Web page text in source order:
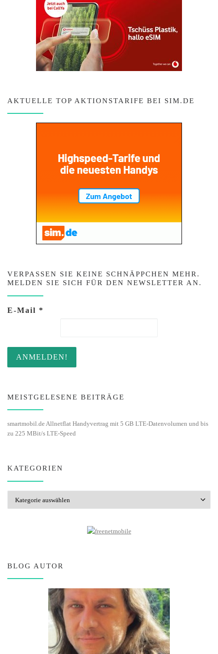
AKTUELLE TOP AKTIONSTARIFE BEI SIM.DE
VERPASSEN SIE KEINE SCHNÄPPCHEN MEHR.
MELDEN SIE SICH FÜR DEN NEWSLETTER AN.
E-Mail *
MEISTGELESENE BEITRÄGE
smartmobil.de Allnetflat Handyvertrag mit 5 GB LTE-Datenvolumen und bis
zu 225 MBit/s LTE-Speed
KATEGORIEN
BLOG AUTOR